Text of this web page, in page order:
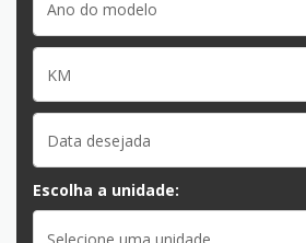
Escolha a unidade:
Selecione uma unidade